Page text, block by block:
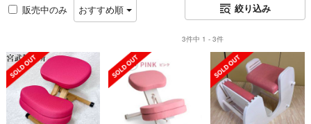
販売中のみ おすすめ順 絞り込み
3件中 1 - 3件